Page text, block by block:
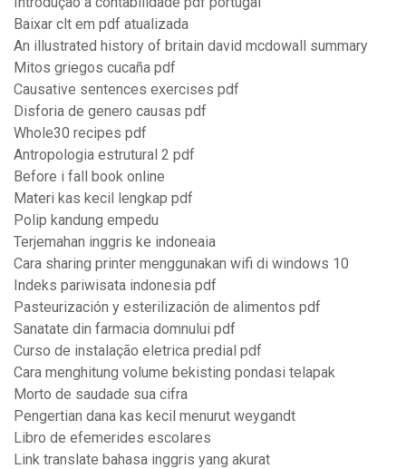
Baixar clt em pdf atualizada
An illustrated history of britain david mcdowall summary
Mitos griegos cucaña pdf
Causative sentences exercises pdf
Disforia de genero causas pdf
Whole30 recipes pdf
Antropologia estrutural 2 pdf
Before i fall book online
Materi kas kecil lengkap pdf
Polip kandung empedu
Terjemahan inggris ke indoneaia
Cara sharing printer menggunakan wifi di windows 10
Indeks pariwisata indonesia pdf
Pasteurización y esterilización de alimentos pdf
Sanatate din farmacia domnului pdf
Curso de instalação eletrica predial pdf
Cara menghitung volume bekisting pondasi telapak
Morto de saudade sua cifra
Pengertian dana kas kecil menurut weygandt
Libro de efemerides escolares
Link translate bahasa inggris yang akurat